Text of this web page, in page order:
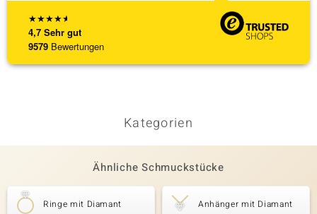
★★★★★
4,7 Sehr gut
9579 Bewertungen
Kategorien
Ähnliche Schmuckstücke
Ringe mit Diamant Anhänger mit Diamant